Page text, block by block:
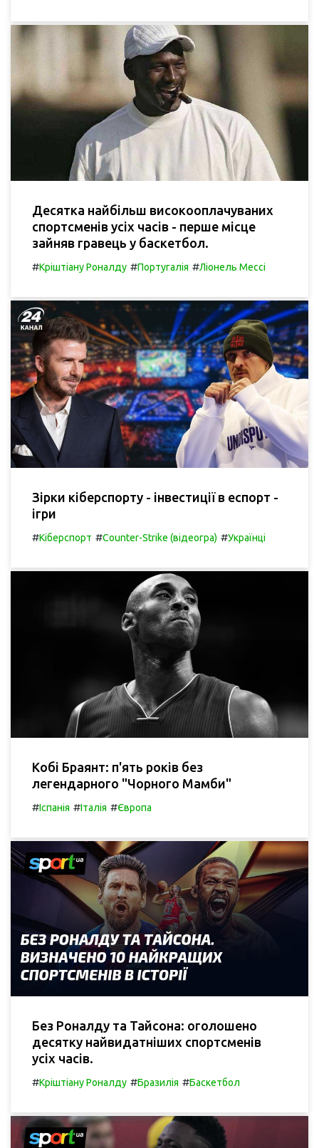
Десятка найбільш високооплачуваних
спортсменів усіх часів - перше місце
зайняв гравець у баскетбол.
#Кріштіану Роналду #Португалія #Ліонель Мессі
Зірки кіберспорту - інвестиції в еспорт -
ігри
#Кіберспорт #Counter-Strike (відеогра) #Українці
Кобі Браянт: п'ять років без
легендарного "Чорного Мамби"
#Іспанія #Італія #Європа
Без Роналду та Тайсона: оголошено
десятку найвидатніших спортсменів
усіх часів.
#Кріштіану Роналду #Бразилія #Баскетбол